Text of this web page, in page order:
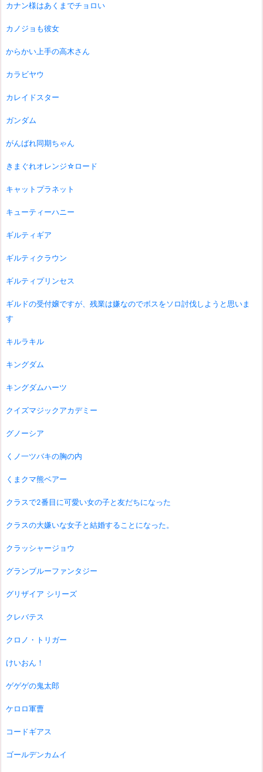
カナン様はあくまでチョロい
カノジョも彼女
からかい上手の高木さん
カラビヤウ
カレイドスター
ガンダム
がんばれ同期ちゃん
きまぐれオレンジ☆ロード
キャットプラネット
キューティーハニー
ギルティギア
ギルティクラウン
ギルティプリンセス
ギルドの受付嬢ですが、残業は嫌なのでボスをソロ討伐しようと思いま
す
キルラキル
キングダム
キングダムハーツ
クイズマジックアカデミー
グノーシア
くノ一ツバキの胸の内
くまクマ熊ベアー
クラスで2番目に可愛い女の子と友だちになった
クラスの大嫌いな女子と結婚することになった。
クラッシャージョウ
グランブルーファンタジー
グリザイア シリーズ
クレバテス
クロノ・トリガー
けいおん！
ゲゲゲの鬼太郎
ケロロ軍曹
コードギアス
ゴールデンカムイ